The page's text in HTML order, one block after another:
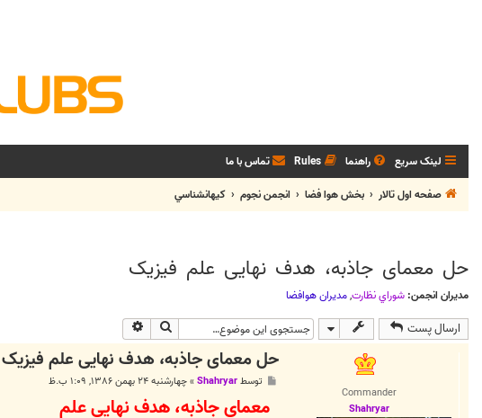
لینک سریع راهنما Rules تماس با ما
صفحه اول تالار
بخش هوا فضا انجمن نجوم كيهانشناسي
حل معمای جاذبه، هدف نهایی علم فیزیک
مدیران انجمن: شوراي نظارت,مديران هوافضا
ارسال پست جستجو
Commander
Shahryar
حل معمای جاذبه، هدف نهایی علم فیزیک
ت
توسطShahryar
»چهارشنبه ۲۴ بهمن ۱۳۸۶, ۱:۰۹ ب.ظ
معمای جاذبه، هدف نهایی علم